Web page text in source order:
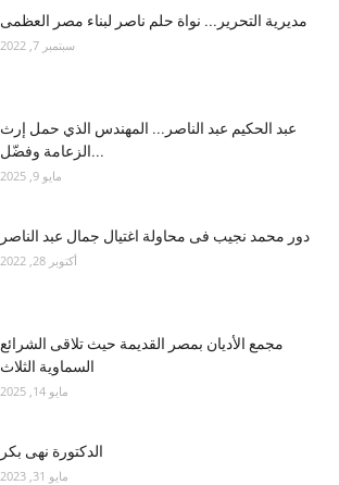
مديرية التحرير... نواة حلم ناصر لبناء مصر العظمى
سبتمبر 7, 2022
عبد الحكيم عبد الناصر... المهندس الذي حمل إرث
الزعامة وفضّل...
مايو 9, 2025
دور محمد نجيب فى محاولة اغتيال جمال عبد الناصر
أكتوبر 28, 2022
مجمع الأديان بمصر القديمة حيث تلاقى الشرائع
السماوية الثلاث
مايو 14, 2025
الدكتورة نهى بكر
مايو 31, 2023